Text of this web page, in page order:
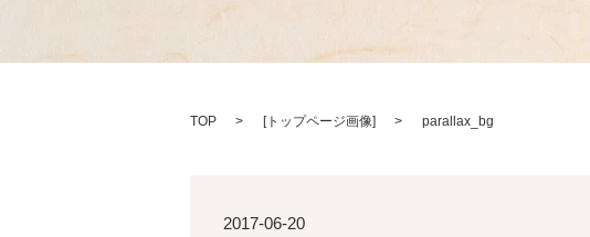
TOP [トップページ画像] parallax_bg
2017-06-20